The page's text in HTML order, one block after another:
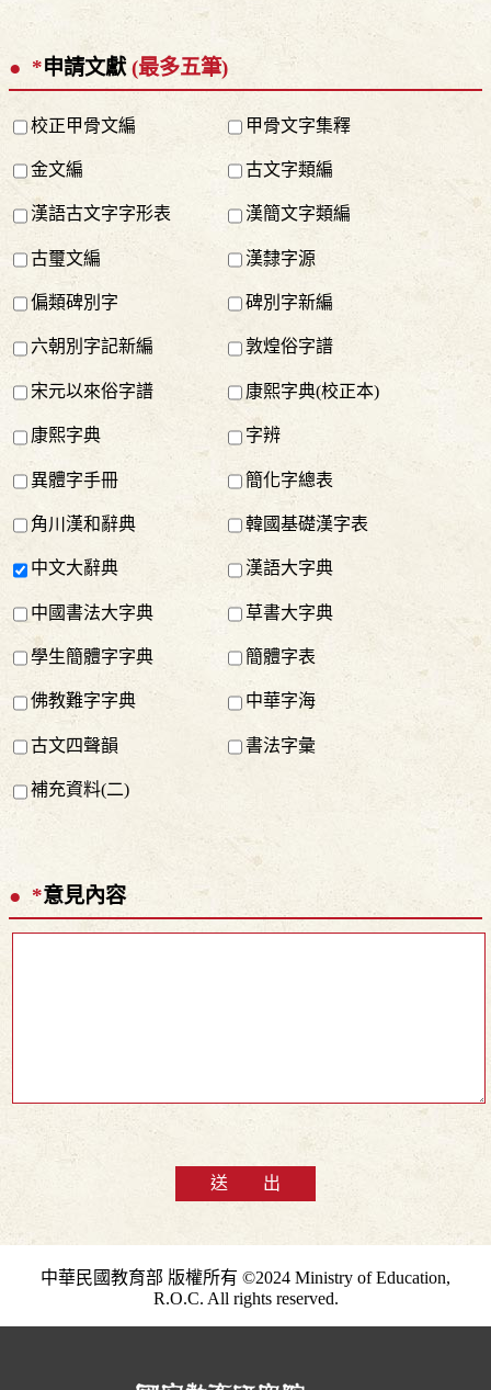
*申請文獻 (最多五筆)
校正甲骨文編 甲骨文字集釋
金文編 古文字類編
漢語古文字字形表 漢簡文字類編
古璽文編 漢隸字源
偏類碑別字 碑別字新編
六朝別字記新編 敦煌俗字譜
宋元以來俗字譜 康熙字典(校正本)
康熙字典 字辨
異體字手冊 簡化字總表
角川漢和辭典 韓國基礎漢字表
中文大辭典 漢語大字典
中國書法大字典 草書大字典
學生簡體字字典 簡體字表
佛教難字字典 中華字海
古文四聲韻 書法字彙
補充資料(二)
*意見內容
送 出
中華民國教育部 版權所有 ©2024 Ministry of Education,
R.O.C. All rights reserved.